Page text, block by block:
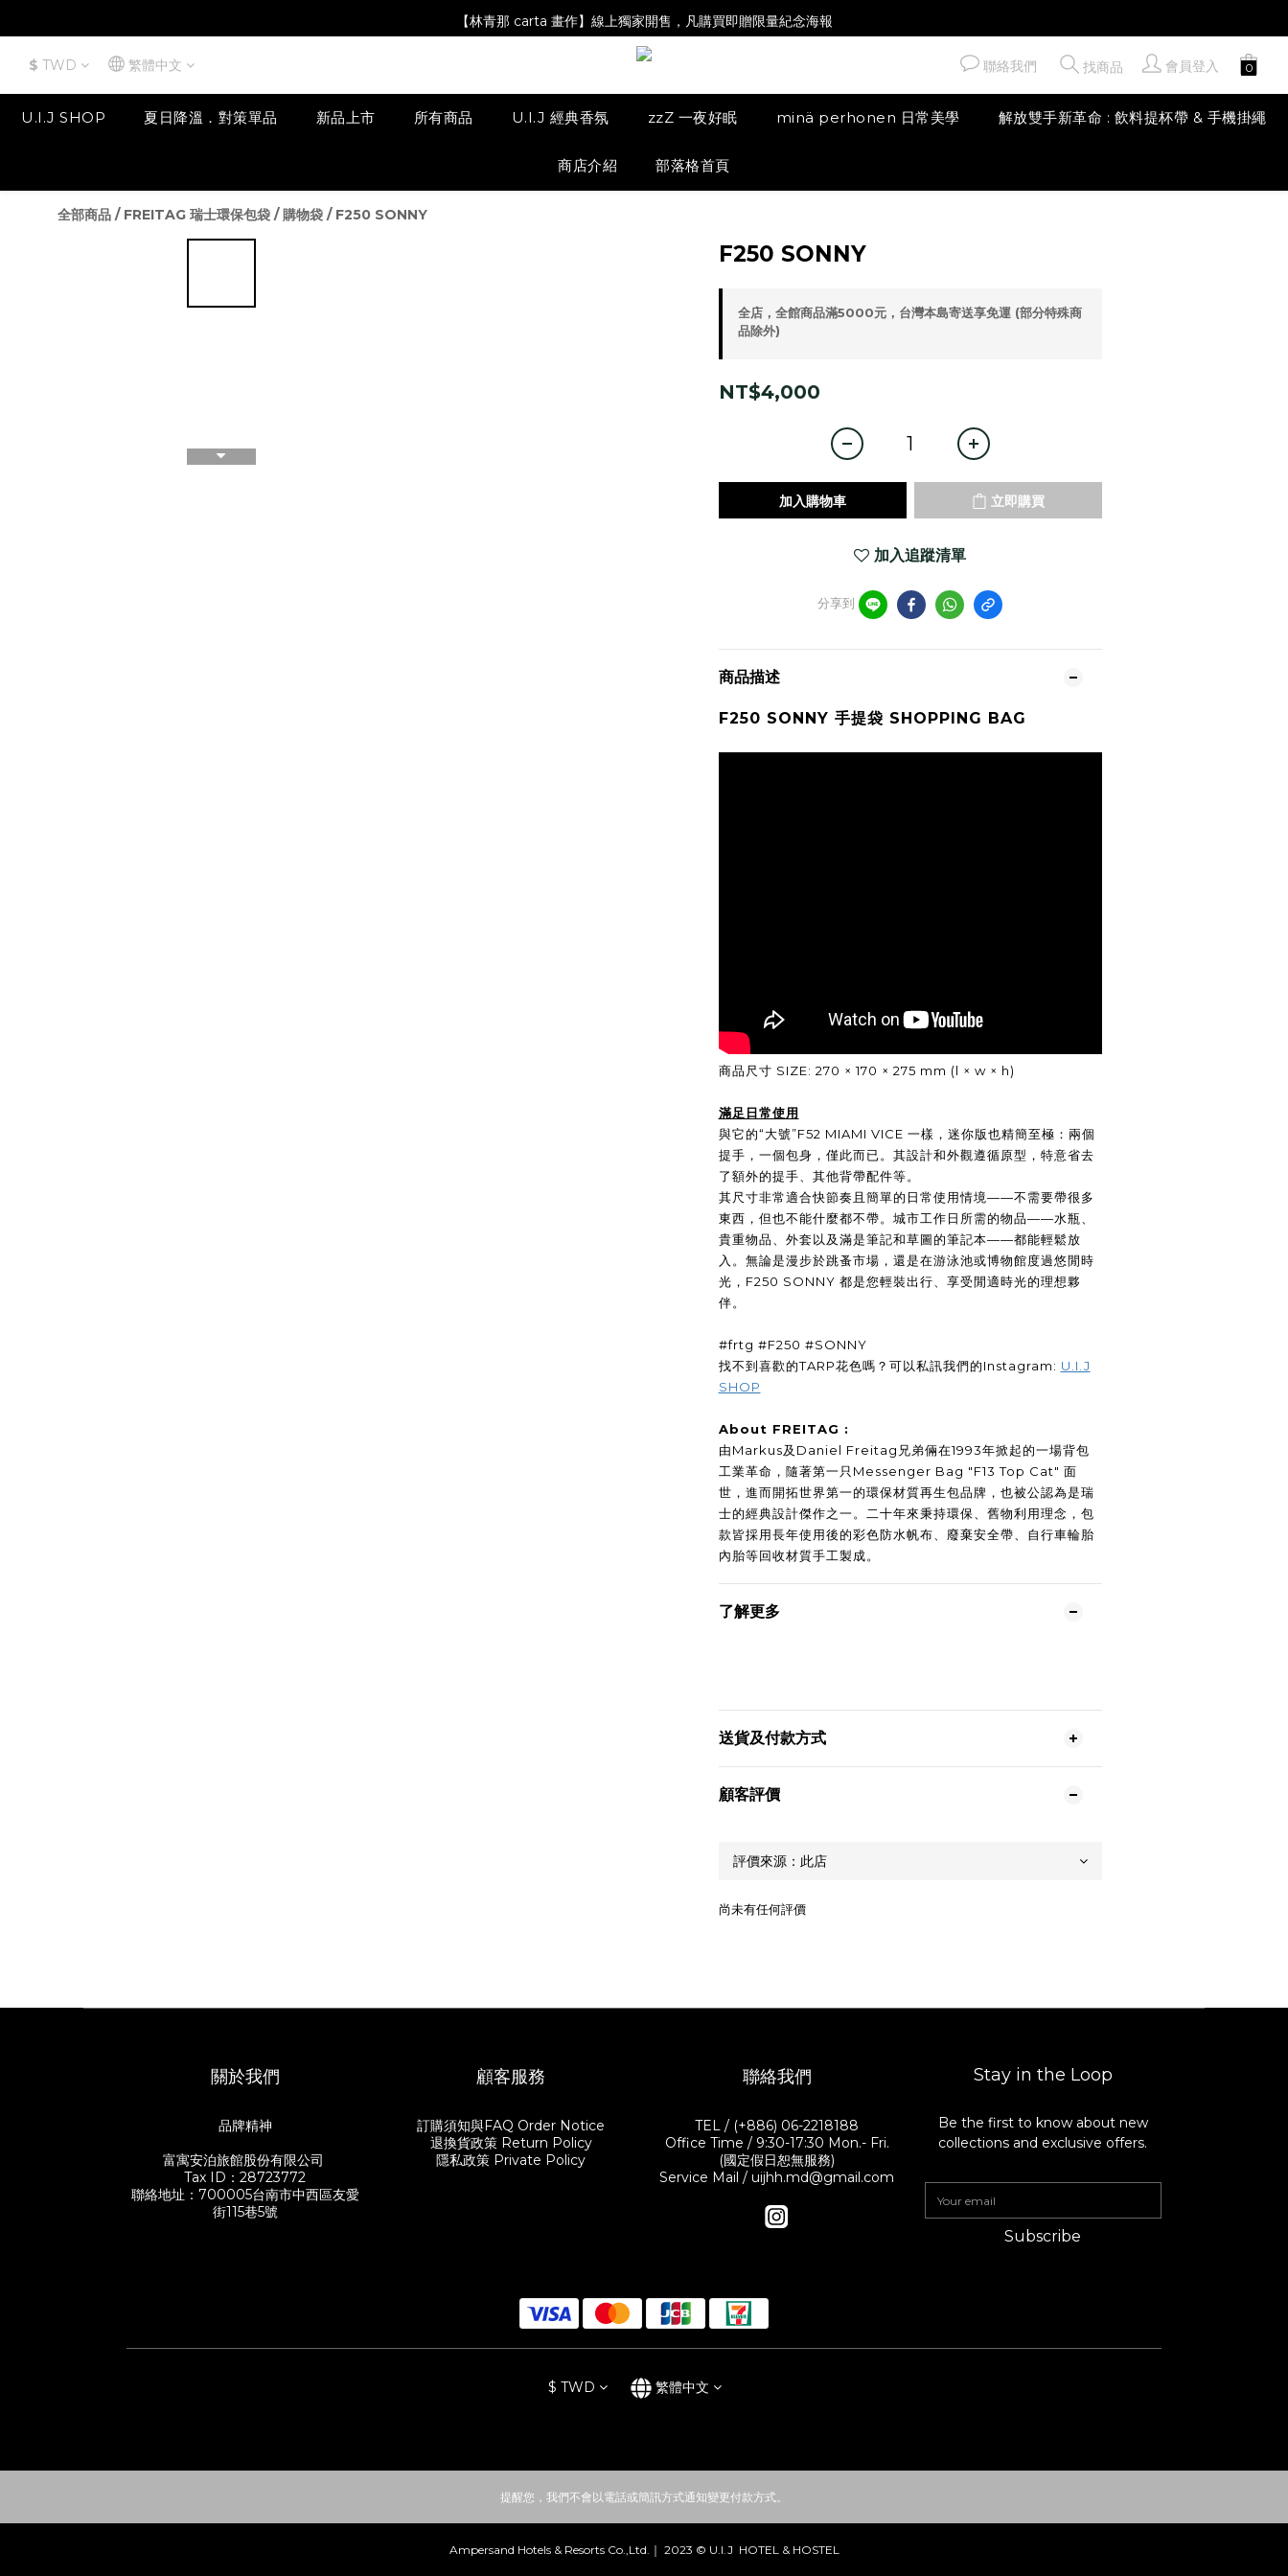
【Magazine B】單筆消費滿NT$2,000，即贈閱讀禮物明信片組
【林青那 carta 畫作】線上獨家開售，凡購買即贈限量紀念海報
【夏日降溫🧊對策單品】系列商品滿額現折 NT$300！
【Magazine B】單筆消費滿NT$2,000，即贈閱讀禮物明信片組
$ TWD 繁體中文 聯絡我們 找商品 會員登入
U.I.J SHOP 夏日降溫．對策單品 新品上市 所有商品 U.I.J 經典香氛 zzZ 一夜好眠 minä perhonen 日常美學 解放雙手新革命 : 飲料提杯帶 & 手機掛繩
商店介紹 部落格首頁
全部商品 / FREITAG 瑞士環保包袋 /購物袋 / F250 SONNY
F250 SONNY
全店，全館商品滿5000元，台灣本島寄送享免運 (部分特殊商
品除外)
NT$4,000
加入購物車 立即購買
加入追蹤清單
分享到
商品描述
F250 SONNY 手提袋 SHOPPING BAG
商品尺寸 SIZE: 270 × 170 × 275 mm (l × w × h)
滿足日常使用
與它的“大號”F52 MIAMI VICE 一樣，迷你版也精簡至極：兩個
提手，一個包身，僅此而已。其設計和外觀遵循原型，特意省去
了額外的提手、其他背帶配件等。
其尺寸非常適合快節奏且簡單的日常使用情境——不需要帶很多
東西，但也不能什麼都不帶。城市工作日所需的物品——水瓶、
貴重物品、外套以及滿是筆記和草圖的筆記本——都能輕鬆放
入。無論是漫步於跳蚤市場，還是在游泳池或博物館度過悠閒時
光，F250 SONNY 都是您輕裝出行、享受閒適時光的理想夥
伴。
#frtg #F250 #SONNY
找不到喜歡的TARP花色嗎？可以私訊我們的Instagram: U.I.J
SHOP
About FREITAG :
由Markus及Daniel Freitag兄弟倆在1993年掀起的一場背包
工業革命，隨著第一只Messenger Bag "F13 Top Cat" 面
世，進而開拓世界第一的環保材質再生包品牌，也被公認為是瑞
士的經典設計傑作之一。二十年來秉持環保、舊物利用理念，包
款皆採用長年使用後的彩色防水帆布、廢棄安全帶、自行車輪胎
內胎等回收材質手工製成。
了解更多
送貨及付款方式
顧客評價
尚未有任何評價
關於我們
品牌精神
富寓安泊旅館股份有限公司
Tax ID：28723772
聯絡地址：700005台南市中西區友愛
街115巷5號
顧客服務
訂購須知與FAQ Order Notice
退換貨政策 Return Policy
隱私政策 Private Policy
聯絡我們
TEL / (+886) 06-2218188
Office Time / 9:30-17:30 Mon.- Fri.
(國定假日恕無服務)
Service Mail / uijhh.md@gmail.com
Stay in the Loop
Be the first to know about new
collections and exclusive offers.
Subscribe
$ TWD 繁體中文
提醒您，我們不會以電話或簡訊方式通知變更付款方式。
Ampersand Hotels & Resorts Co.,Ltd.｜ 2023 © U.I.J HOTEL & HOSTEL